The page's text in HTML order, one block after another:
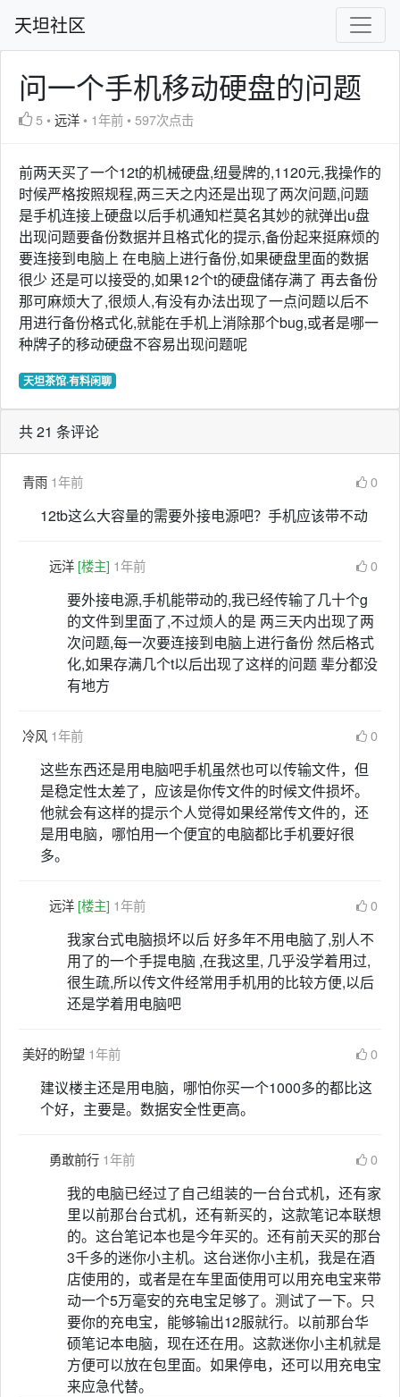
天坦社区
问一个手机移动硬盘的问题
5 •远洋 • 1年前 •597次点击
前两天买了一个12t的机械硬盘,纽曼牌的,1120元,我操作的
时候严格按照规程,两三天之内还是出现了两次问题,问题
是手机连接上硬盘以后手机通知栏莫名其妙的就弹出u盘
出现问题要备份数据并且格式化的提示,备份起来挺麻烦的
要连接到电脑上 在电脑上进行备份,如果硬盘里面的数据
很少 还是可以接受的,如果12个t的硬盘储存满了 再去备份
那可麻烦大了,很烦人,有没有办法出现了一点问题以后不
用进行备份格式化,就能在手机上消除那个bug,或者是哪一
种牌子的移动硬盘不容易出现问题呢
天坦茶馆·有料闲聊
共 21 条评论
青雨 1年前 0
12tb这么大容量的需要外接电源吧？手机应该带不动
远洋 [楼主] 1年前 0
要外接电源,手机能带动的,我已经传输了几十个g
的文件到里面了,不过烦人的是 两三天内出现了两
次问题,每一次要连接到电脑上进行备份 然后格式
化,如果存满几个t以后出现了这样的问题 辈分都没
有地方
冷风 1年前 0
这些东西还是用电脑吧手机虽然也可以传输文件，但
是稳定性太差了，应该是你传文件的时候文件损坏。
他就会有这样的提示个人觉得如果经常传文件的，还
是用电脑，哪怕用一个便宜的电脑都比手机要好很
多。
远洋 [楼主] 1年前 0
我家台式电脑损坏以后 好多年不用电脑了,别人不
用了的一个手提电脑 ,在我这里, 几乎没学着用过,
很生疏,所以传文件经常用手机用的比较方便,以后
还是学着用电脑吧
美好的盼望 1年前 0
建议楼主还是用电脑，哪怕你买一个1000多的都比这
个好，主要是。数据安全性更高。
勇敢前行 1年前 0
我的电脑已经过了自己组装的一台台式机，还有家
里以前那台台式机，还有新买的，这款笔记本联想
的。这台笔记本也是今年买的。还有前天买的那台
3千多的迷你小主机。这台迷你小主机，我是在酒
店使用的，或者是在车里面使用可以用充电宝来带
动一个5万毫安的充电宝足够了。测试了一下。只
要你的充电宝，能够输出12服就行。以前那台华
硕笔记本电脑，现在还在用。这款迷你小主机就是
方便可以放在包里面。如果停电，还可以用充电宝
来应急代替。